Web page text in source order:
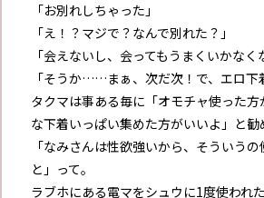
「お別れしちゃった」
「え！？マジで？なんで別れた？」
「会えないし、会ってもうまくいかなく
「そうか……まぁ、次だ次！で、エロ下
タクマは事ある毎に「オモチャ使った
な下着いっぱい集めた方がいいよ」と勧
「なみさんは性欲強いから、そういう
と」って。
ラブホにある電マをシュウに1度使われ